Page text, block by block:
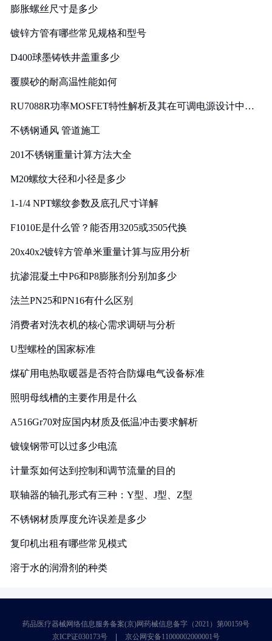
膨胀螺丝尺寸是多少
镀锌方管有哪些常见规格和型号
D400球墨铸铁井盖重多少
覆膜砂的耐高温性能如何
RU7088R功率MOSFET特性解析及其在可调电源设计中的
不锈钢通风 管道施工
201不锈钢重量计算方法大全
M20螺纹大径和小径是多少
1-1/4 NPT螺纹参数及底孔尺寸详解
F1010E是什么管？能否用3205或3505代换
20x40x2镀锌方管单米重量计算与应用分析
抗渗混凝土中P6和P8膨胀剂分别加多少
法兰PN25和PN16有什么区别
消费者对洗衣机的核心需求调研与分析
U型螺栓的国家标准
煤矿用电热取暖器是否符合防爆电气设备标准
照明母线槽的主要作用是什么
A516Gr70对应国内材质及低温冲击要求解析
镀镍钢带可以过多少电流
计量泵如何达到控制和调节流量的目的
联轴器的轴孔形式有三种：Y型、J型、Z型
不锈钢材质厚度允许误差是多少
复印机出租有哪些常见模式
溶于水的润滑剂的种类
药品医疗器械网络信息服务备案(京)网药械信息备字（2021）第00159号
京ICP证030173号
京公网安备11000002000001号